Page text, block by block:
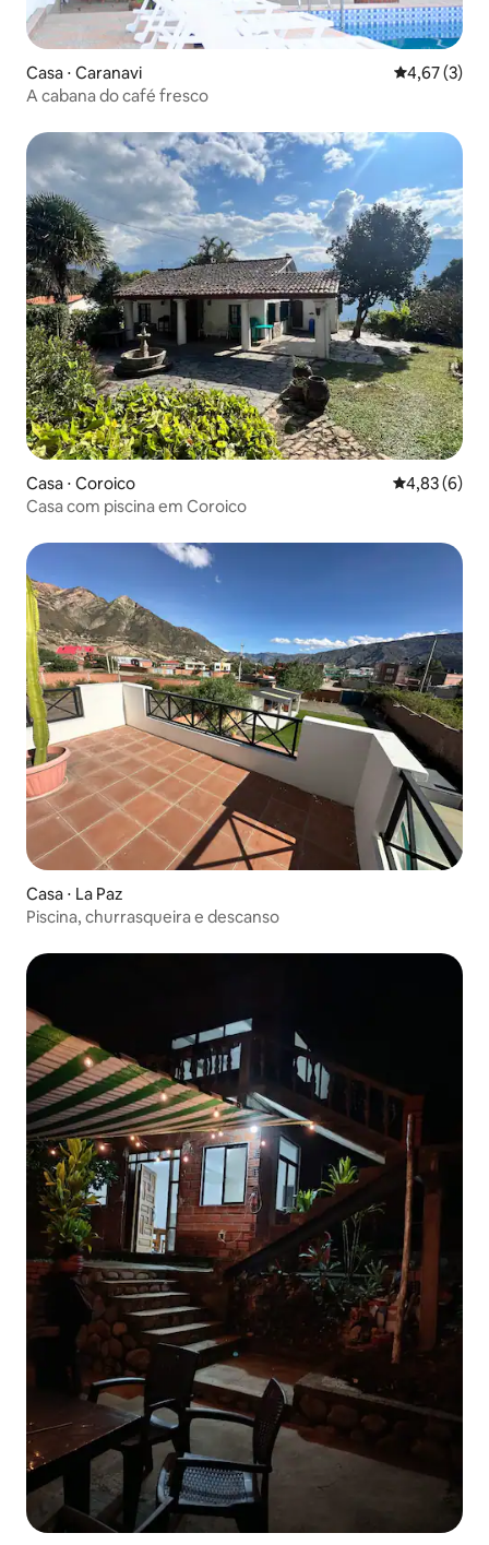
Casa ⋅ Caranavi 4,67 de
4,67 (3)
A cabana do café fresco
Casa ⋅ Coroico 4,83 de uma
4,83 (6)
Casa com piscina em Coroico
Casa ⋅ La Paz
Piscina, churrasqueira e descanso